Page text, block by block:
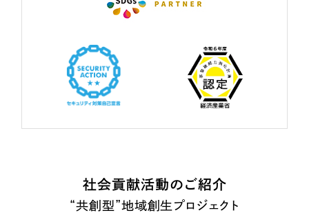
社会貢献活動のご紹介
“共創型”地域創生プロジェクト